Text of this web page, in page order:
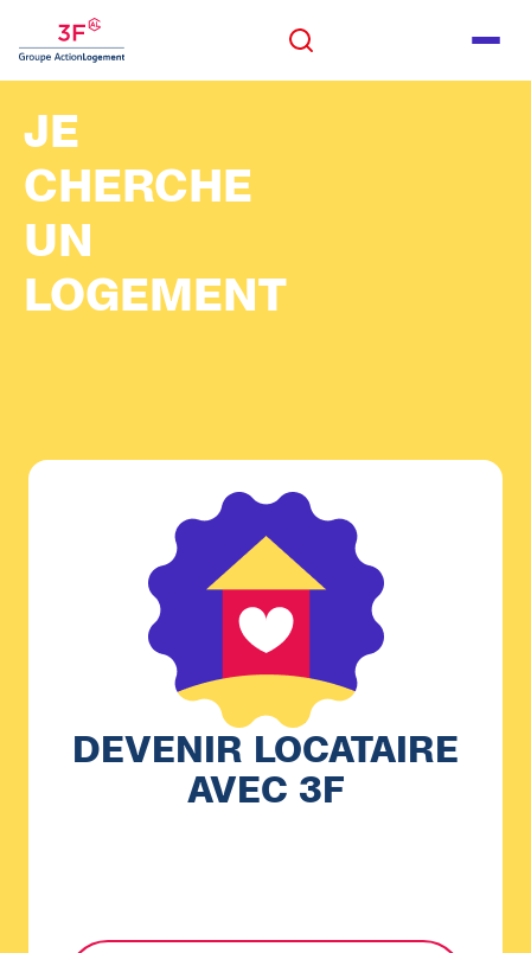
Panneau de gestion des cookies
Rechercher Menu
Rechercher
JE
CHERCHE
UN
LOGEMENT
DEVENIR LOCATAIRE
AVEC 3F